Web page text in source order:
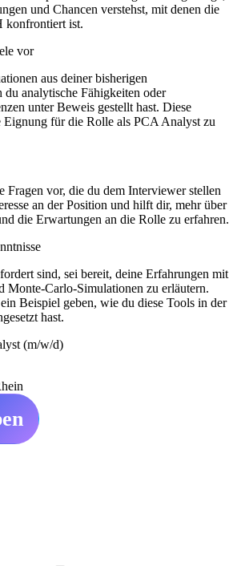
und Chancen verstehst, mit denen die
konfrontiert ist.
vor
aus deiner bisherigen
analytische Fähigkeiten oder
unter Beweis gestellt hast. Diese
Eignung für die Rolle als PCA Analyst zu
Fragen vor, die du dem Interviewer stellen
an der Position und hilft dir, mehr über
die Erwartungen an die Rolle zu erfahren.
sind, sei bereit, deine Erfahrungen mit
Monte-Carlo-Simulationen zu erläutern.
Beispiel geben, wie du diese Tools in der
hast.
(m/w/d)